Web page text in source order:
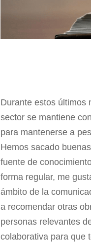
Durante estos últimos
sector se mantiene
para mantenerse a
Hemos sacado
fuente de
forma regular, me
ámbito de la
a recomendar otras
personas relevantes
colaborativa para que